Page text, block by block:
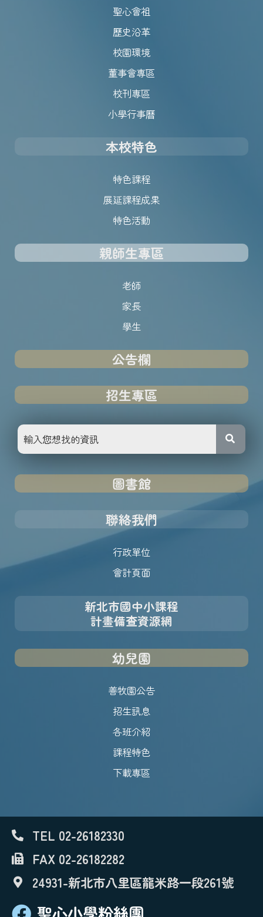
聖心會祖
歷史沿革
校園環境
董事會專區
校刊專區
小學行事曆
本校特色
特色課程
展延課程成果
特色活動
親師生專區
老師
家長
學生
公告欄
招生專區
圖書館
聯絡我們
行政單位
會計頁面
新北市國中小課程
計畫備查資源網
幼兒園
善牧園公告
招生訊息
各班介紹
課程特色
下載專區
TEL 02-26182330
FAX 02-26182282
24931-新北市八里區龍米路一段261號